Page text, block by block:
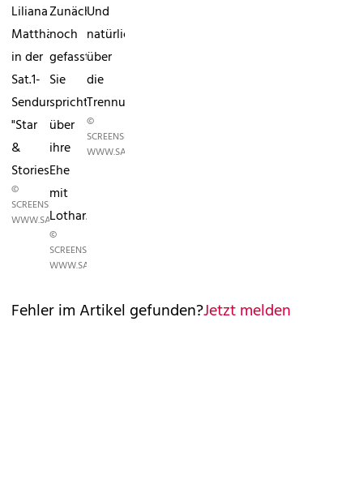
Liliana
Matthäus
in der
Sat.1-
Sendung
"Star
&
Stories".
©
SCREENSHOT
WWW.SAT1.DE
Zunächst
noch
gefasst:
Sie
spricht
über
ihre
Ehe
mit
Lothar.
©
SCREENSHOT
WWW.SAT1.DE
Und
natürlich
über
die
Trennung.
©
SCREENSHOT
WWW.SAT1.DE
Fehler im Artikel gefunden?Jetzt melden